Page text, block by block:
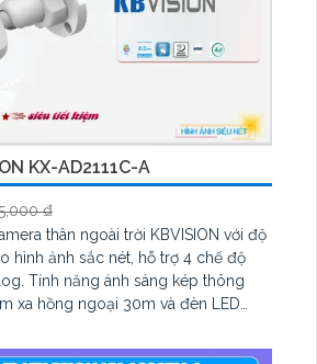
KX-AD2111C-A
₫
thân ngoài trời KBVISION với độ
hình ảnh sắc nét, hỗ trợ 4 chế độ
thông
xa hồng ngoại 30m và đèn LED